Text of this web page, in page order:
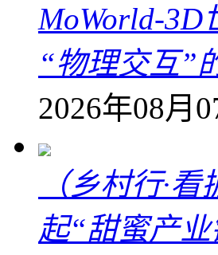
MoWorld-
“物理交互”
2026年08月
（乡村行·
起“甜蜜产业